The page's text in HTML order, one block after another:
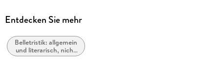
Verlag/Hersteller
Produktart
kartoniert
Entdecken Sie mehr
Belletristik: allgemein
und literarisch, nicht
nach Genre